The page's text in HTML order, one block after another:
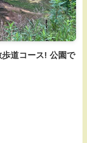
歩道コース! 公園で